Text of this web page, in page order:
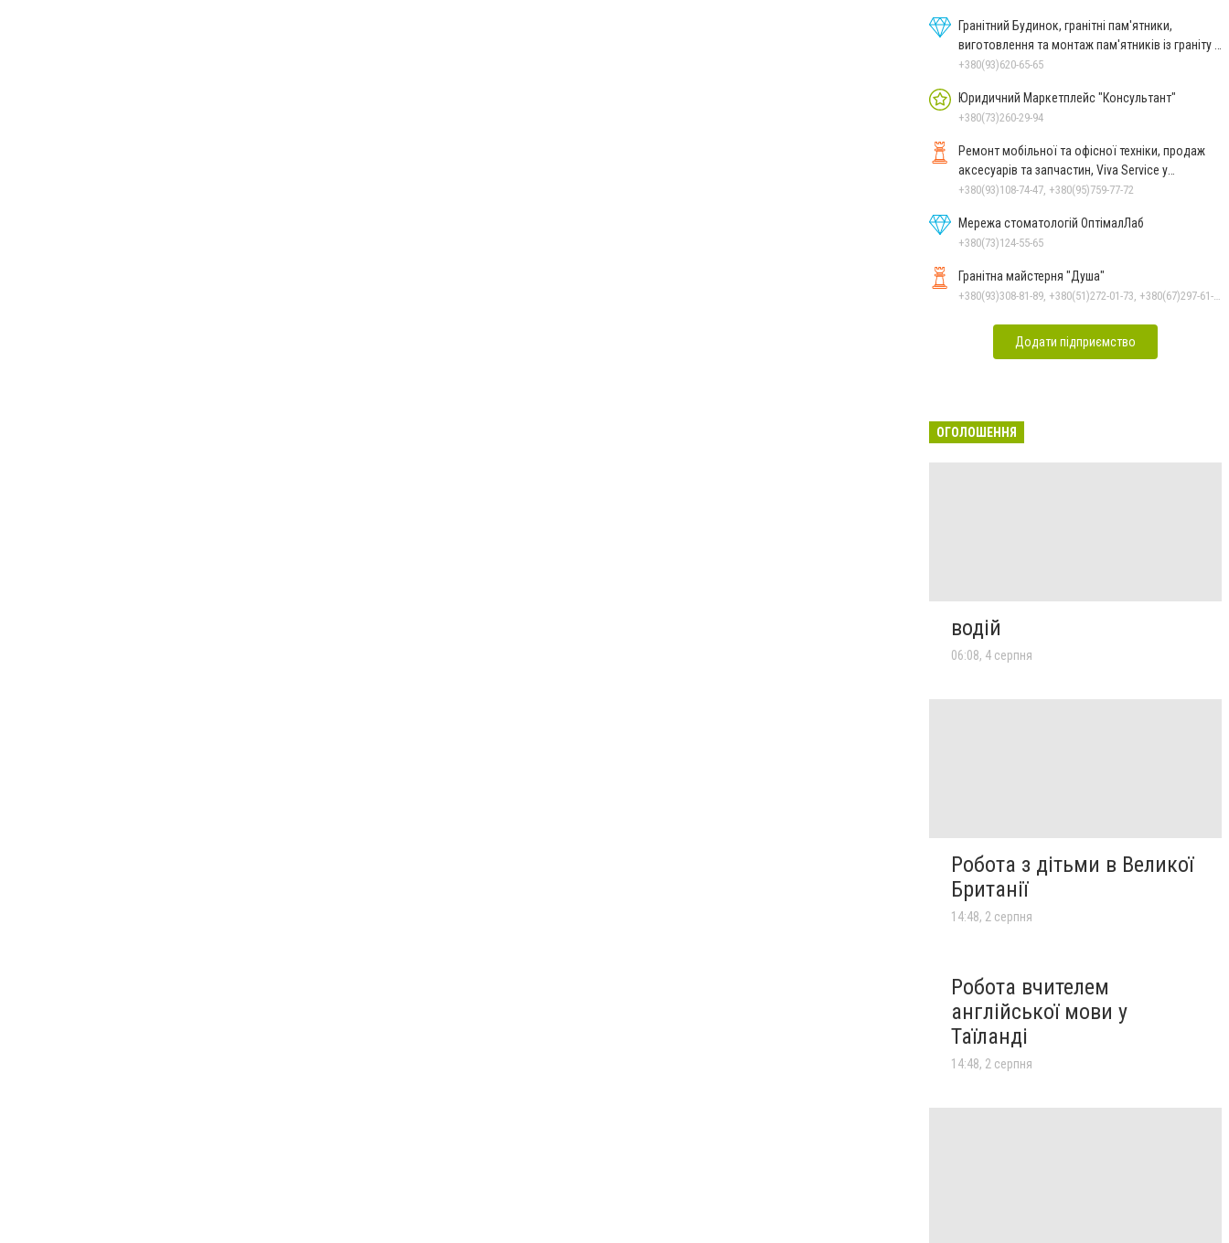
Гранітний Будинок, гранітні пам'ятники,
виготовлення та монтаж пам'ятників із граніту в
Миколаєві
+380(93)620-65-65
Юридичний Маркетплейс "Консультант"
+380(73)260-29-94
Ремонт мобільної та офісної техніки, продаж
аксесуарів та запчастин, Viva Service у
Миколаєві
+380(93)108-74-47, +380(95)759-77-72
Мережа стоматологій ОптімалЛаб
+380(73)124-55-65
Гранітна майстерня "Душа"
Додати підприємство
ОГОЛОШЕННЯ
водій
06:08, 4 серпня
Робота з дітьми в Великої
Британії
14:48, 2 серпня
Робота вчителем
англійської мови у
Таїланді
14:48, 2 серпня